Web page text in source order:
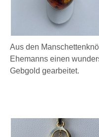
Aus den
Ehemanns einen
Gebgold gearbeitet.